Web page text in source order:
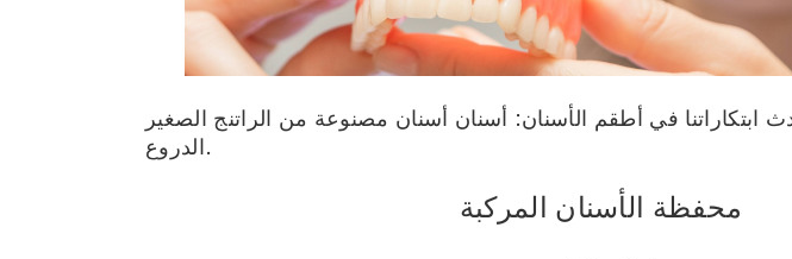
ابتكاراتنا في أطقم الأسنان: أسنان أسنان مصنوعة من الراتنج الصغير
الدروع.
محفظة الأسنان المركبة